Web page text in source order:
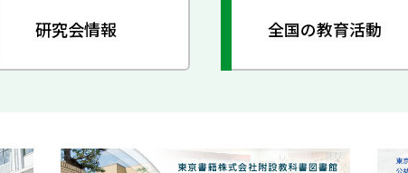
研究会情報 全国の教育活動